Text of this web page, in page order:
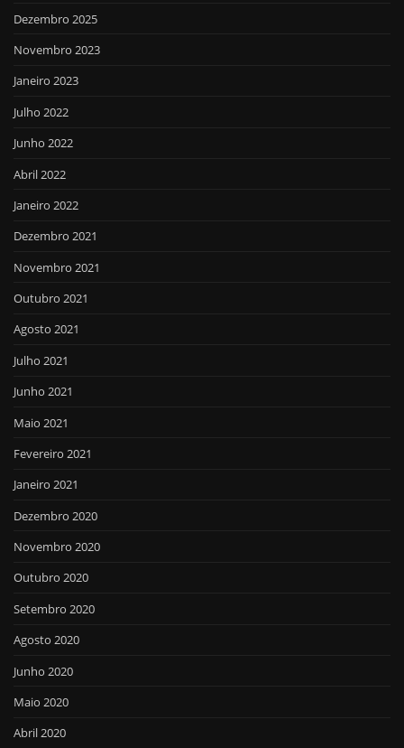
Dezembro 2025
Novembro 2023
Janeiro 2023
Julho 2022
Junho 2022
Abril 2022
Janeiro 2022
Dezembro 2021
Novembro 2021
Outubro 2021
Agosto 2021
Julho 2021
Junho 2021
Maio 2021
Fevereiro 2021
Janeiro 2021
Dezembro 2020
Novembro 2020
Outubro 2020
Setembro 2020
Agosto 2020
Junho 2020
Maio 2020
Abril 2020